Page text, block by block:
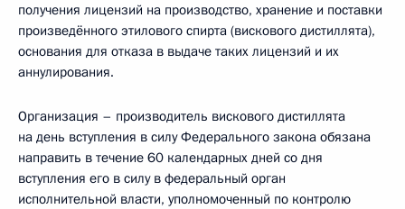
получения лицензий на производство, хранение и поставки
произведённого этилового спирта (вискового дистиллята),
основания для отказа в выдаче таких лицензий и их
аннулирования.
Организация – производитель вискового дистиллята
на день вступления в силу Федерального закона обязана
направить в течение 60 календарных дней со дня
вступления его в силу в федеральный орган
исполнительной власти, уполномоченный по контролю